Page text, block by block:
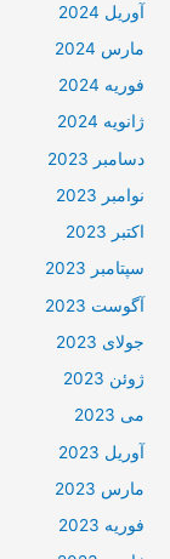
آوریل 2024
مارس 2024
فوریه 2024
ژانویه 2024
دسامبر 2023
نوامبر 2023
اکتبر 2023
سپتامبر 2023
آگوست 2023
جولای 2023
ژوئن 2023
می 2023
آوریل 2023
مارس 2023
فوریه 2023